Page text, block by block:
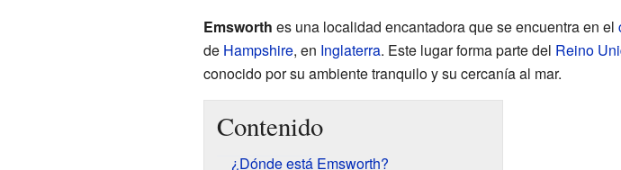
Emsworth es una localidad encantadora que se encuentra en el
de Hampshire, en Inglaterra. Este lugar forma parte del Reino
conocido por su ambiente tranquilo y su cercanía al mar.
Contenido
¿Dónde está Emsworth?